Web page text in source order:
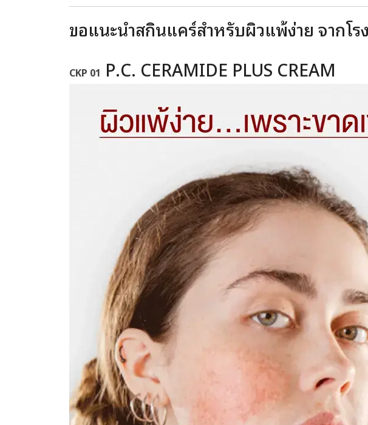
ขอแนะนำสกินแคร์สำหรับผิวแพ้ง่าย จากโ
CKP 01 P.C. CERAMIDE PLUS CREAM